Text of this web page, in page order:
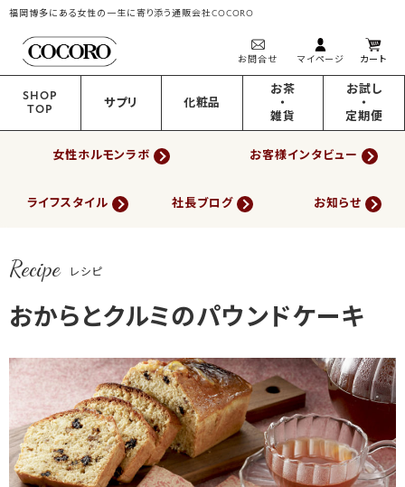
福岡博多にある女性の一生に寄り添う通販会社COCORO
お問合せ マイページ カート
SHOP
TOP
サプリ 化粧品
お茶
・
雑貨
お試し
・
定期便
女性ホルモンラボ お客様インタビュー
ライフスタイル 社長ブログ お知らせ
Recipe レシピ
おからとクルミのパウンドケーキ